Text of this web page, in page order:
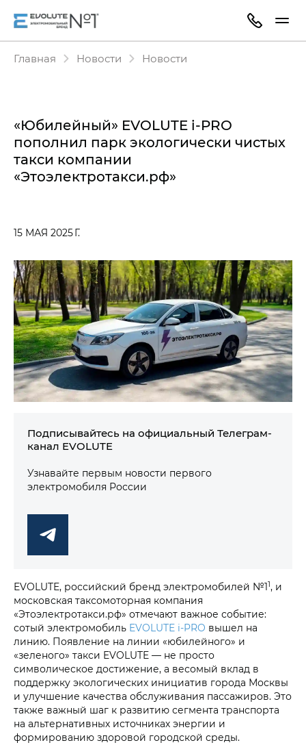
Главная Новости Новости
«Юбилейный» EVOLUTE i‑PRO
пополнил парк экологически чистых
такси компании
«Этоэлектротакси.рф»
15 МАЯ 2025 Г.
Подписывайтесь на официальный Телеграм-
канал EVOLUTE
Узнавайте первым новости первого
электромобиля России
EVOLUTE, российский бренд электромобилей №11, и
московская таксомоторная компания
«Этоэлектротакси.рф» отмечают важное событие:
сотый электромобиль EVOLUTE i‑PRO вышел на
линию. Появление на линии «юбилейного» и
«зеленого» такси EVOLUTE — не просто
символическое достижение, а весомый вклад в
поддержку экологических инициатив города Москвы
и улучшение качества обслуживания пассажиров. Это
также важный шаг к развитию сегмента транспорта
на альтернативных источниках энергии и
формированию здоровой городской среды.